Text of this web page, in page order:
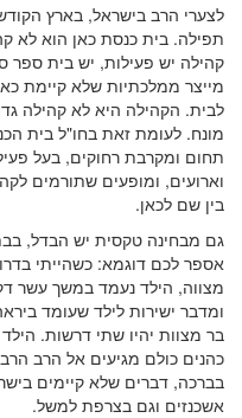
לצערי הרב בישראל, בארץ
תפילה. בית כנסת כאן הוא לא
קהילה יש פעילות, יש בית ספר
מייצר ממלכתיות שלא קיימת
לבית. הקהילה היא לא קהילה
מונח. לעומת זאת בחו"ל בית
תחום ומקרבת רחוקים, בעל
וארועים, ומופעים שתורמים
בין שם לכאן.
גם מבחינה טקסית יש הבדל,
אספר לכם דוגמא: כשהייתי
מצווה, הילד נעמד במשך עשר
ומדבר ישירות לילד שעומד
בר מצוות יהיו שתי דרשות.
כהנים כולם מגיעים אל הרב
בברכה, דברים שלא קיימים
אשכנזים וגם בצרפת למשל.